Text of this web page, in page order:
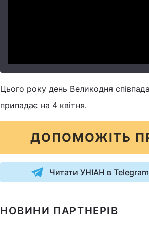
Цього року день Великодня
припадає на 4 квітня.
ДОПОМОЖІТЬ
Читати УНІАН в Telegram
НОВИНИ ПАРТНЕРІВ